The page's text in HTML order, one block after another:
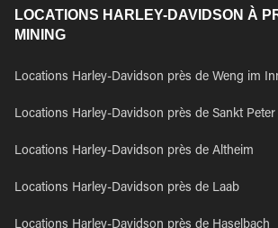
LOCATIONS HARLEY-DAVIDSON À
MINING
Locations Harley-Davidson près de Weng im
Locations Harley-Davidson près de Sankt
Locations Harley-Davidson près de Altheim
Locations Harley-Davidson près de Laab
Locations Harley-Davidson près de Haselbach